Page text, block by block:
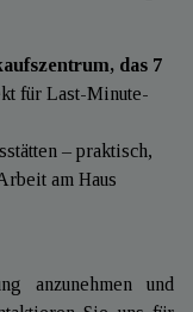
das 7
für Last-Minute-
– praktisch,
am Haus
anzunehmen und